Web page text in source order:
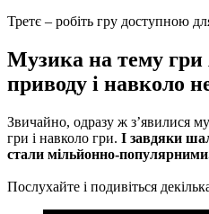
Третє – робіть гру доступною
Музика на тему гри
приводу і навколо
Звичайно, одразу ж з’явилися
гри і навколо гри. І завдяки
стали мільйонно-
Послухайте і подивіться